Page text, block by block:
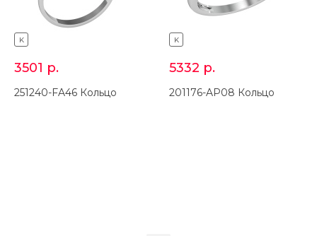
K
3501 р.
251240-FA46 Кольцо
K
5332 р.
201176-AP08 Кольцо